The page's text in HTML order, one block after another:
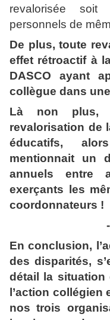
revalorisée
personnels de
De plus, toute
effet rétroactif à
DASCO ayant
collègue dans
Là non plus,
revalorisation de
éducatifs,
mentionnait un
annuels entre
exerçants les
coordonnateurs !
En conclusion,
des disparités,
détail la situation
l’action
nos trois